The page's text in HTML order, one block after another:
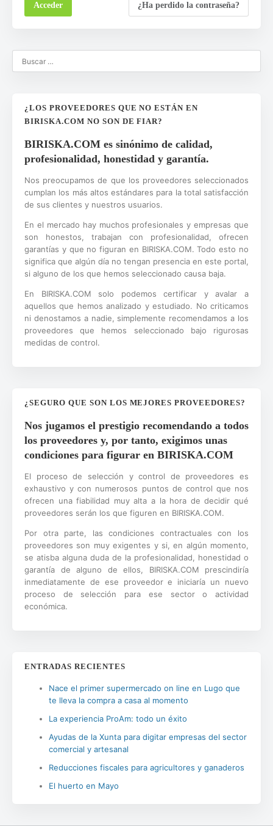
¿Ha perdido la contraseña?
¿LOS PROVEEDORES QUE NO ESTÁN EN
BIRISKA.COM NO SON DE FIAR?
BIRISKA.COM es sinónimo de calidad,
profesionalidad, honestidad y garantía.
Nos preocupamos de que los proveedores seleccionados
cumplan los más altos estándares para la total satisfacción
de sus clientes y nuestros usuarios.
En el mercado hay muchos profesionales y empresas que
son honestos, trabajan con profesionalidad, ofrecen
garantías y que no figuran en BIRISKA.COM. Todo esto no
significa que algún día no tengan presencia en este portal,
si alguno de los que hemos seleccionado causa baja.
En BIRISKA.COM solo podemos certificar y avalar a
aquellos que hemos analizado y estudiado. No criticamos
ni denostamos a nadie, simplemente recomendamos a los
proveedores que hemos seleccionado bajo rigurosas
medidas de control.
¿SEGURO QUE SON LOS MEJORES PROVEEDORES?
Nos jugamos el prestigio recomendando a todos
los proveedores y, por tanto, exigimos unas
condiciones para figurar en BIRISKA.COM
El proceso de selección y control de proveedores es
exhaustivo y con numerosos puntos de control que nos
ofrecen una fiabilidad muy alta a la hora de decidir qué
proveedores serán los que figuren en BIRISKA.COM.
Por otra parte, las condiciones contractuales con los
proveedores son muy exigentes y si, en algún momento,
se atisba alguna duda de la profesionalidad, honestidad o
garantía de alguno de ellos, BIRISKA.COM prescindiría
inmediatamente de ese proveedor e iniciaría un nuevo
proceso de selección para ese sector o actividad
económica.
ENTRADAS RECIENTES
Nace el primer supermercado on line en Lugo que
te lleva la compra a casa al momento
La experiencia ProAm: todo un éxito
Ayudas de la Xunta para digitar empresas del sector
comercial y artesanal
Reducciones fiscales para agricultores y ganaderos
El huerto en Mayo